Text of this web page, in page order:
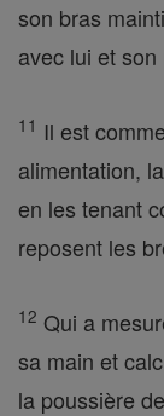
son bras
avec lui et
11 Il est
alimentation,
en les tenant
reposent les
12 Qui a
sa main et
la poussière